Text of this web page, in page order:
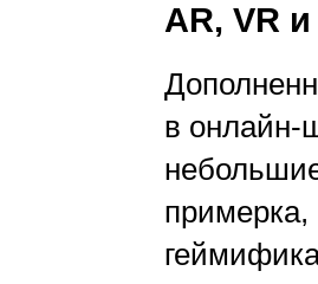
AR, VR
в онлайн-
примерка,